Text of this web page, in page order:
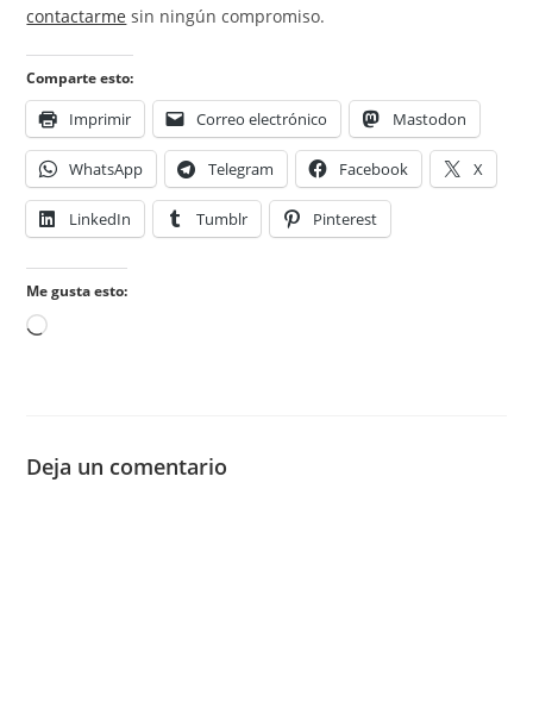
contactarme sin ningún compromiso.
Comparte esto:
Imprimir Correo electrónico Mastodon
WhatsApp Telegram Facebook X
LinkedIn Tumblr Pinterest
Me gusta esto:
Cargando...
Deja un comentario